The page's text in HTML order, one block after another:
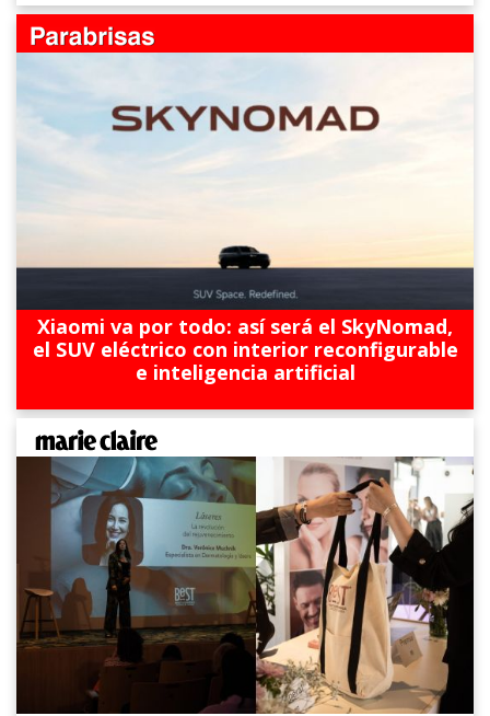
Xiaomi va por todo: así será el SkyNomad,
el SUV eléctrico con interior reconfigurable
e inteligencia artificial